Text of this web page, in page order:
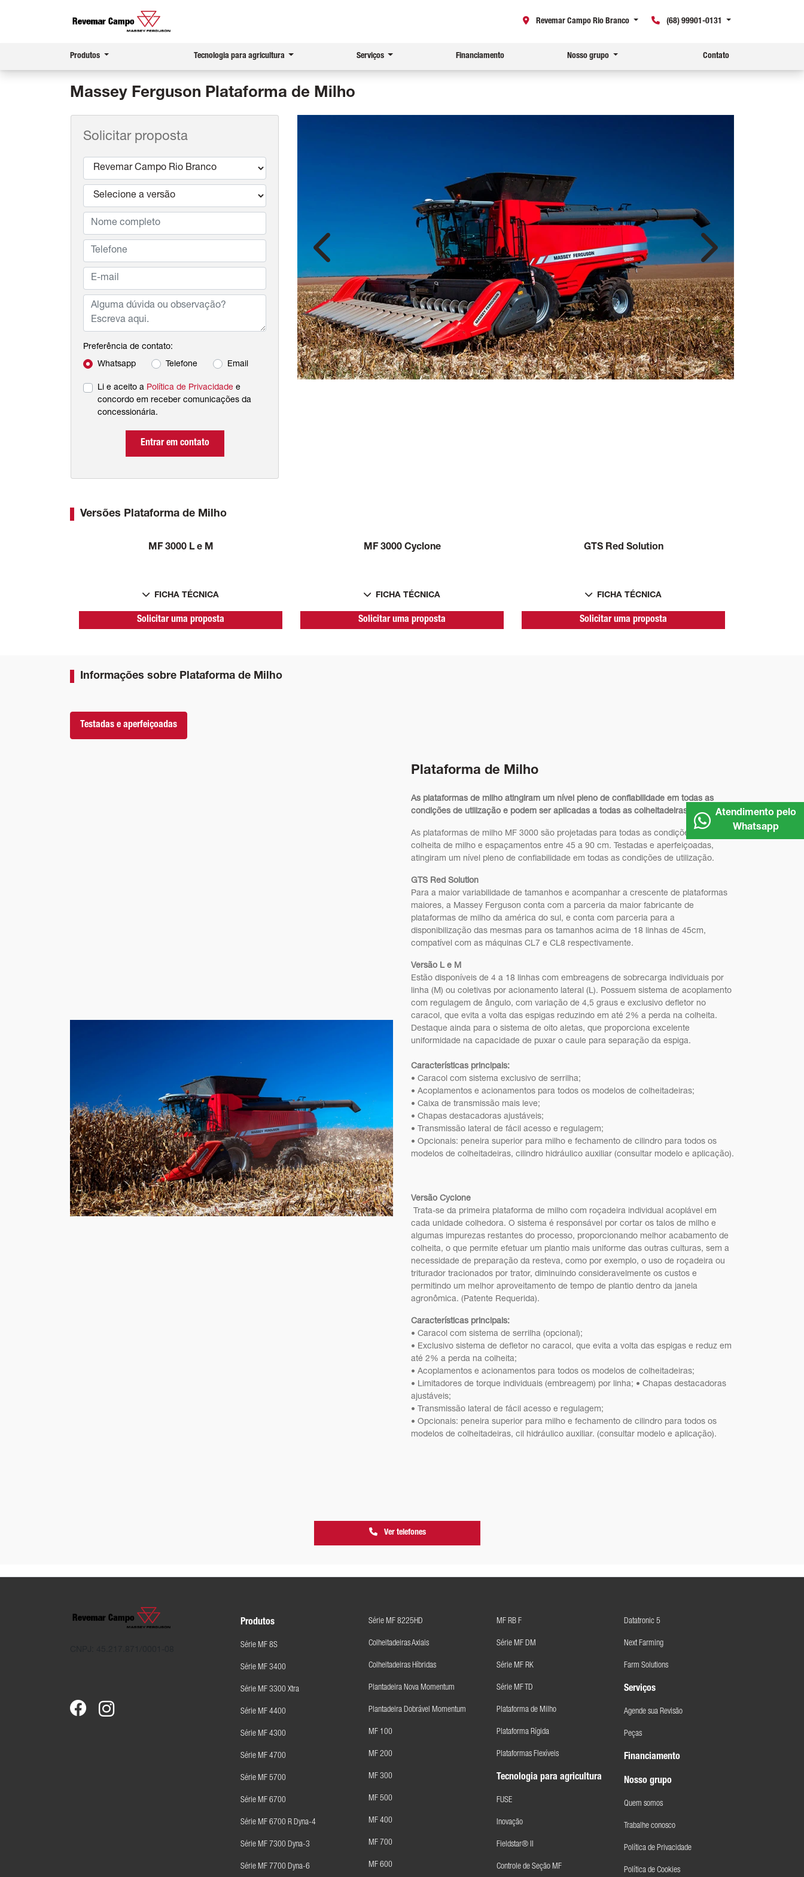
(68) 99901-0131
Revemar Campo Rio Branco
Produtos Tecnologia para agricultura Serviços Financiamento Nosso grupo Contato
Massey Ferguson Plataforma de Milho
Solicitar proposta
Preferência de contato:
Whatsapp Telefone Email
Li e aceito a Política de Privacidade e
concordo em receber comunicações da
concessionária.
Entrar em contato
Anterior Próximo
Versões Plataforma de Milho
MF 3000 L e M
FICHA TÉCNICA
Solicitar uma proposta
MF 3000 Cyclone
FICHA TÉCNICA
Solicitar uma proposta
GTS Red Solution
FICHA TÉCNICA
Solicitar uma proposta
Informações sobre Plataforma de Milho
Testadas e aperfeiçoadas
Plataforma de Milho
As plataformas de milho atingiram um nível pleno de confiabilidade em todas as
condições de utilização e podem ser aplicadas a todas as colheitadeiras do Brasil
As plataformas de milho MF 3000 são projetadas para todas as condições de
colheita de milho e espaçamentos entre 45 a 90 cm. Testadas e aperfeiçoadas,
atingiram um nível pleno de confiabilidade em todas as condições de utilização.
GTS Red Solution
Para a maior variabilidade de tamanhos e acompanhar a crescente de plataformas
maiores, a Massey Ferguson conta com a parceria da maior fabricante de
plataformas de milho da américa do sul, e conta com parceria para a
disponibilização das mesmas para os tamanhos acima de 18 linhas de 45cm,
compatível com as máquinas CL7 e CL8 respectivamente.
Versão L e M
Estão disponíveis de 4 a 18 linhas com embreagens de sobrecarga individuais por
linha (M) ou coletivas por acionamento lateral (L). Possuem sistema de acoplamento
com regulagem de ângulo, com variação de 4,5 graus e exclusivo defletor no
caracol, que evita a volta das espigas reduzindo em até 2% a perda na colheita.
Destaque ainda para o sistema de oito aletas, que proporciona excelente
uniformidade na capacidade de puxar o caule para separação da espiga.
Características principais:
• Caracol com sistema exclusivo de serrilha;
• Acoplamentos e acionamentos para todos os modelos de colheitadeiras;
• Caixa de transmissão mais leve;
• Chapas destacadoras ajustáveis;
• Transmissão lateral de fácil acesso e regulagem;
• Opcionais: peneira superior para milho e fechamento de cilindro para todos os
modelos de colheitadeiras, cilindro hidráulico auxiliar (consultar modelo e aplicação).
Versão Cyclone
Trata-se da primeira plataforma de milho com roçadeira individual acoplável em
cada unidade colhedora. O sistema é responsável por cortar os talos de milho e
algumas impurezas restantes do processo, proporcionando melhor acabamento de
colheita, o que permite efetuar um plantio mais uniforme das outras culturas, sem a
necessidade de preparação da resteva, como por exemplo, o uso de roçadeira ou
triturador tracionados por trator, diminuindo consideravelmente os custos e
permitindo um melhor aproveitamento de tempo de plantio dentro da janela
agronômica. (Patente Requerida).
Características principais:
• Caracol com sistema de serrilha (opcional);
• Exclusivo sistema de defletor no caracol, que evita a volta das espigas e reduz em
até 2% a perda na colheita;
• Acoplamentos e acionamentos para todos os modelos de colheitadeiras;
• Limitadores de torque individuais (embreagem) por linha; • Chapas destacadoras
ajustáveis;
• Transmissão lateral de fácil acesso e regulagem;
• Opcionais: peneira superior para milho e fechamento de cilindro para todos os
modelos de colheitadeiras, cil hidráulico auxiliar. (consultar modelo e aplicação).
Ver telefones
Produtos
Série MF 8S
Série MF 3400
Série MF 3300 Xtra
Série MF 4400
Série MF 4300
Série MF 4700
Série MF 5700
Série MF 6700
Série MF 6700 R Dyna-4
Série MF 7300 Dyna-3
Série MF 7700 Dyna-6
Série MF 8225HD
Colheitadeiras Axiais
Colheitadeiras Híbridas
Plantadeira Nova Momentum
Plantadeira Dobrável Momentum
MF 100
MF 200
MF 300
MF 500
MF 400
MF 700
MF 600
MF RB F
Série MF DM
Série MF RK
Série MF TD
Plataforma de Milho
Plataforma Rígida
Plataformas Flexíveis
Tecnologia para agricultura
FUSE
Inovação
Fieldstar® II
Controle de Seção MF
Datatronic 5
Next Farming
Farm Solutions
Serviços
Agende sua Revisão
Peças
Financiamento
Nosso grupo
Quem somos
Trabalhe conosco
Política de Privacidade
Política de Cookies
Atendimento pelo
Whatsapp